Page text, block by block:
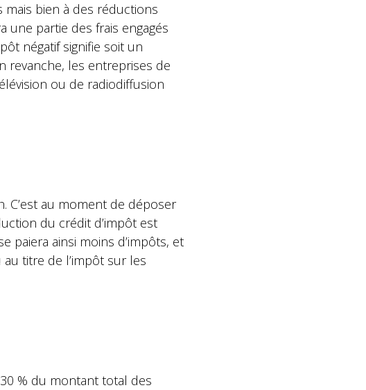
bien à des réductions
une partie des frais engagés
négatif signifie soit un
revanche, les entreprises de
ou de radiodiffusion
C’est au moment de déposer
du crédit d’impôt est
paiera ainsi moins d’impôts, et
titre de l’impôt sur les
% du montant total des